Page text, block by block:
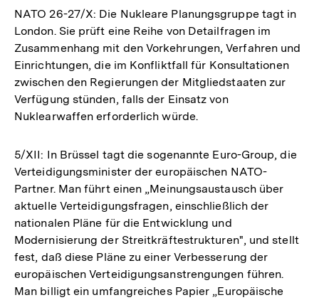
NATO 26-27/X: Die Nukleare Planungsgruppe tagt in
London. Sie prüft eine Reihe von Detailfragen im
Zusammenhang mit den Vorkehrungen, Verfahren und
Einrichtungen, die im Konfliktfall für Konsultationen
zwischen den Regierungen der Mitgliedstaaten zur
Verfügung stünden, falls der Einsatz von
Nuklearwaffen erforderlich würde.
5/XII: In Brüssel tagt die sogenannte Euro-Group, die
Verteidigungsminister der europäischen NATO-
Partner. Man führt einen „Meinungsaustausch über
aktuelle Verteidigungsfragen, einschließlich der
nationalen Pläne für die Entwicklung und
Modernisierung der Streitkräftestrukturen", und stellt
fest, daß diese Pläne zu einer Verbesserung der
europäischen Verteidigungsanstrengungen führen.
Man billigt ein umfangreiches Papier „Europäische